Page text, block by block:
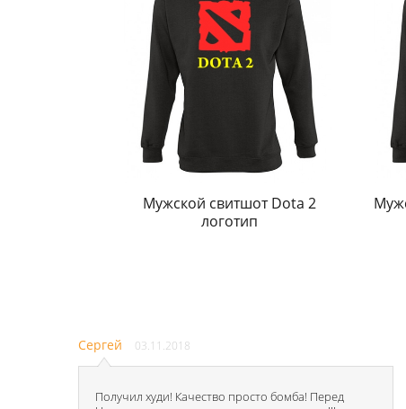
Мужской свитшот Dota 2
логотип
Сергей 03.11.2018
Получил худи! Качество просто бомба! Перед